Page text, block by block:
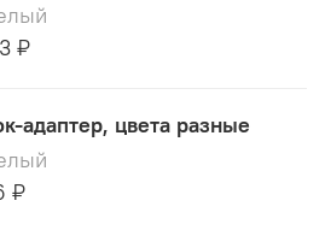
₽
адаптер, цвета разные
₽